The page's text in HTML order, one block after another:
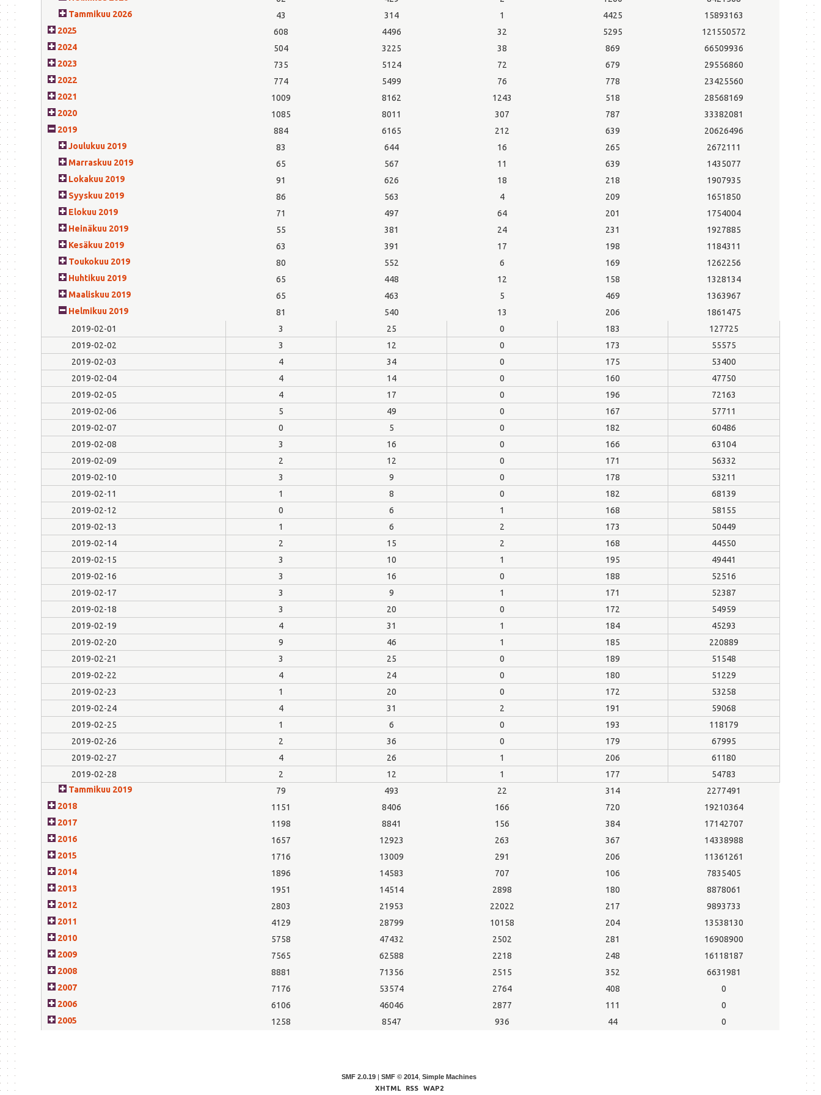
Tammikuu 2026
43 314 1 4425
15893163
2025
608 4496 32 5295
121550572
2024
504 3225 38 869
66509936
2023
735 5124 72 679
29556860
2022
774 5499 76 778
23425560
2021
1009 8162 1243 518
28568169
2020
1085 8011 307 787
33382081
2019
884 6165 212 639
20626496
Joulukuu 2019
83 644 16 265
2672111
Marraskuu 2019
65 567 11 639
1435077
Lokakuu 2019
91 626 18 218
1907935
Syyskuu 2019
86 563 4 209
1651850
Elokuu 2019
71 497 64 201
1754004
Heinäkuu 2019
55 381 24 231
1927885
Kesäkuu 2019
63 391 17 198
1184311
Toukokuu 2019
80 552 6 169
1262256
Huhtikuu 2019
65 448 12 158
1328134
Maaliskuu 2019
65 463 5 469
1363967
Helmikuu 2019
81 540 13 206
1861475
2019-02-01
3 25 0 183
127725
2019-02-02
3 12 0 173
55575
2019-02-03
4 34 0 175
53400
2019-02-04
4 14 0 160
47750
2019-02-05
4 17 0 196
72163
2019-02-06
5 49 0 167
57711
2019-02-07
0 5 0 182
60486
2019-02-08
3 16 0 166
63104
2019-02-09
2 12 0 171
56332
2019-02-10
3 9 0 178
53211
2019-02-11
1 8 0 182
68139
2019-02-12
0 6 1 168
58155
2019-02-13
1 6 2 173
50449
2019-02-14
2 15 2 168
44550
2019-02-15
3 10 1 195
49441
2019-02-16
3 16 0 188
52516
2019-02-17
3 9 1 171
52387
2019-02-18
3 20 0 172
54959
2019-02-19
4 31 1 184
45293
2019-02-20
9 46 1 185
220889
2019-02-21
3 25 0 189
51548
2019-02-22
4 24 0 180
51229
2019-02-23
1 20 0 172
53258
2019-02-24
4 31 2 191
59068
2019-02-25
1 6 0 193
118179
2019-02-26
2 36 0 179
67995
2019-02-27
4 26 1 206
61180
2019-02-28
2 12 1 177
54783
Tammikuu 2019
79 493 22 314
2277491
2018
1151 8406 166 720
19210364
2017
1198 8841 156 384
17142707
2016
1657 12923 263 367
14338988
2015
1716 13009 291 206
11361261
2014
1896 14583 707 106
7835405
2013
1951 14514 2898 180
8878061
2012
2803 21953 22022 217
9893733
2011
4129 28799 10158 204
13538130
2010
5758 47432 2502 281
16908900
2009
7565 62588 2218 248
16118187
2008
8881 71356 2515 352
6631981
2007
7176 53574 2764 408
0
2006
6106 46046 2877 111
0
2005
1258 8547 936 44 0
SMF 2.0.19 | SMF © 2014 Simple Machines
XHTML
RSS WAP2